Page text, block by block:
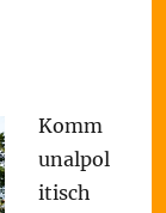
Komm
unalpol
itisch